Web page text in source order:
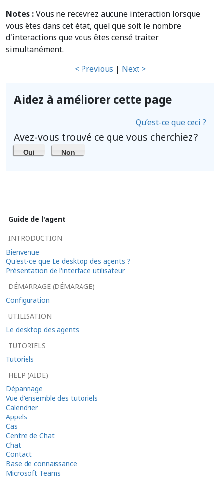
Notes :Vous ne recevrez aucune interaction lorsque
vous êtes dans cet état, quel que soit le nombre
d'interactions que vous êtes censé traiter
simultanément.
< Previous | Next >
Aidez à améliorer cette page
Qu’est-ce que ceci ?
Avez-vous trouvé ce que vous cherchiez ?
Oui Non
Guide de l'agent
INTRODUCTION
Bienvenue
Qu'est-ce que Le desktop des agents ?
Présentation de l'interface utilisateur
DÉMARRAGE (DÉMARAGE)
Configuration
UTILISATION
Le desktop des agents
TUTORIELS
Tutoriels
HELP (AIDE)
Dépannage
Vue d'ensemble des tutoriels
Calendrier
Appels
Cas
Centre de Chat
Chat
Contact
Base de connaissance
Microsoft Teams